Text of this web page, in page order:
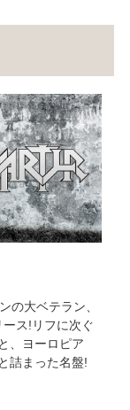
の大ベテラン、
ス!リフに次ぐ
、ヨーロピア
詰まった名盤!